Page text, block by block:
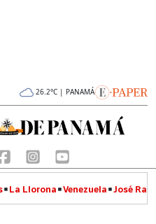
26.2°C | PANAMÁ
La Llorona Venezuela José